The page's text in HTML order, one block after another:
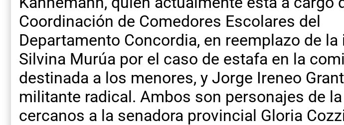
Coordinación de Comedores Escolares del
Departamento Concordia, en reemplazo de
Silvina Murúa por el caso de estafa en la
destinada a los menores, y Jorge Ireneo
militante radical. Ambos son personajes de
cercanos a la senadora provincial Gloria